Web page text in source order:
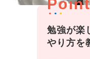
勉強が楽
やり方を